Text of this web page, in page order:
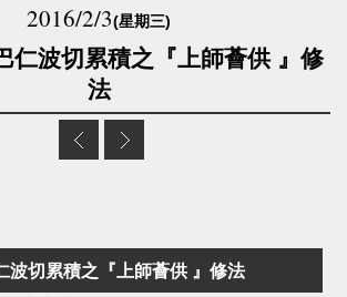
2016/2/3(星期三)
仁波切累積之『上師薈供 』修
法
波切累積之『上師薈供 』修法